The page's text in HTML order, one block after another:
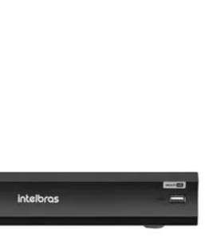
Pix